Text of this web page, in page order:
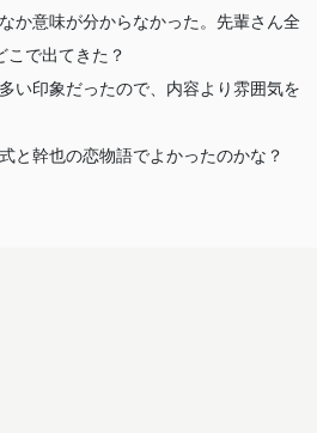
か意味が分からなかった。先輩さん全
で出てきた？
い印象だったので、内容より雰囲気を
と幹也の恋物語でよかったのかな？